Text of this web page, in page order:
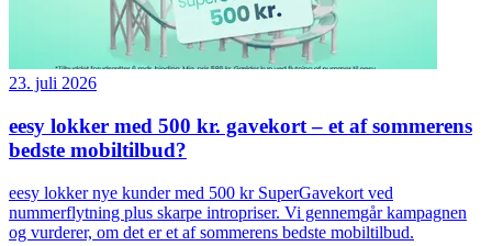
23. juli 2026
eesy lokker med 500 kr. gavekort – et af sommerens
bedste mobiltilbud?
eesy lokker nye kunder med 500 kr SuperGavekort ved
nummerflytning plus skarpe intropriser. Vi gennemgår kampagnen
og vurderer, om det er et af sommerens bedste mobiltilbud.